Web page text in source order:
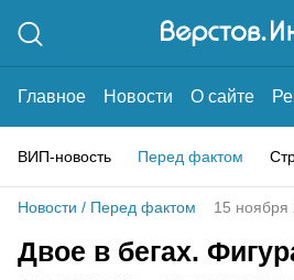
Главное Новости О сайте
ВИП-новость Перед фактом
Новости / Перед фактом 15 ноября
Двое в бегах.